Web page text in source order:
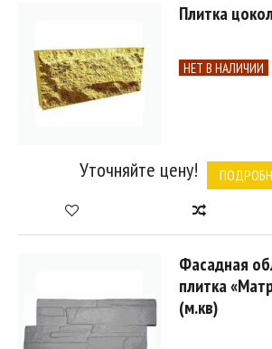
Плитка
НЕТ В НАЛИЧИИ
Уточняйте цену!
Фасадная
плитка
(м.кв)